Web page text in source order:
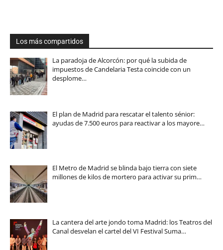
Los más compartidos
La paradoja de Alcorcón: por qué la subida de
impuestos de Candelaria Testa coincide con un
desplome…
El plan de Madrid para rescatar el talento sénior:
ayudas de 7.500 euros para reactivar a los mayore…
El Metro de Madrid se blinda bajo tierra con siete
millones de kilos de mortero para activar su prim…
La cantera del arte jondo toma Madrid: los Teatros del
Canal desvelan el cartel del VI Festival Suma…